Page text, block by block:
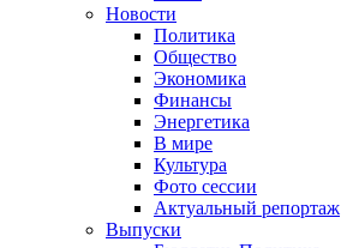
Новости
Политика
Общество
Экономика
Финансы
Энергетика
В мире
Культура
Фото сессии
Актуальный репортаж
Выпуски